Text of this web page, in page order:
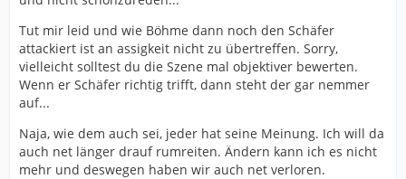
Tut mir leid und wie Böhme dann noch den Schäfer
attackiert ist an assigkeit nicht zu übertreffen. Sorry,
vielleicht solltest du die Szene mal objektiver bewerten.
Wenn er Schäfer richtig trifft, dann steht der gar nemmer
auf...
Naja, wie dem auch sei, jeder hat seine Meinung. Ich will da
auch net länger drauf rumreiten. Ändern kann ich es nicht
mehr und deswegen haben wir auch net verloren.